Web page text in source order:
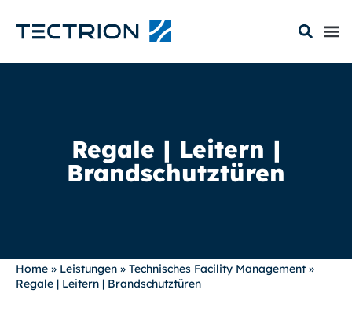
Regale | Leitern |
Brandschutztüren
Home » Leistungen » Technisches Facility Management »
Regale | Leitern | Brandschutztüren